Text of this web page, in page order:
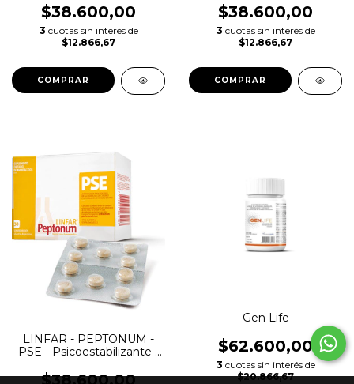
$38.600,00
3 cuotas sin interés de
$12.866,67
COMPRAR
$38.600,00
3 cuotas sin interés de
$12.866,67
COMPRAR
LINFAR - PEPTONUM -
PSE - Psicoestabilizante -
$38.600,00
Gen Life
$62.600,00
3 cuotas sin interés de
$20.866,67